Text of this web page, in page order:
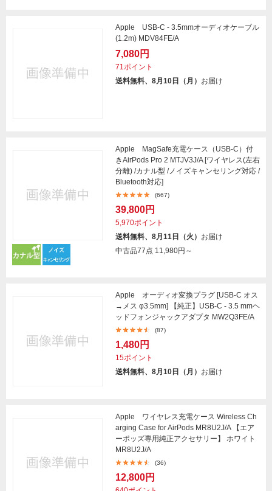
Apple USB-C - 3.5mmオーディオケーブル
(1.2m) MDV84FE/A
7,080円
71ポイント
送料無料、8月10日（月） お届け
Apple MagSafe充電ケース（USB-C）付
きAirPods Pro 2 MTJV3J/A [ワイヤレス(左右
分離) /カナル型 /ノイズキャンセリング対応 /
Bluetooth対応]
(667)
39,800円
5,970ポイント
送料無料、8月11日（火） お届け
中古品77点 11,980円～
Apple オーディオ変換プラグ [USB-C オス
→メス φ3.5mm] 【純正】USB-C - 3.5 mmヘ
ッドフォンジャックアダプタ MW2Q3FE/A
(87)
1,480円
15ポイント
送料無料、8月10日（月） お届け
Apple ワイヤレス充電ケース Wireless Ch
arging Case for AirPods MR8U2J/A 【エア
ーポッズ専用純正アクセサリー】 ホワイト
MR8U2J/A
(36)
12,800円